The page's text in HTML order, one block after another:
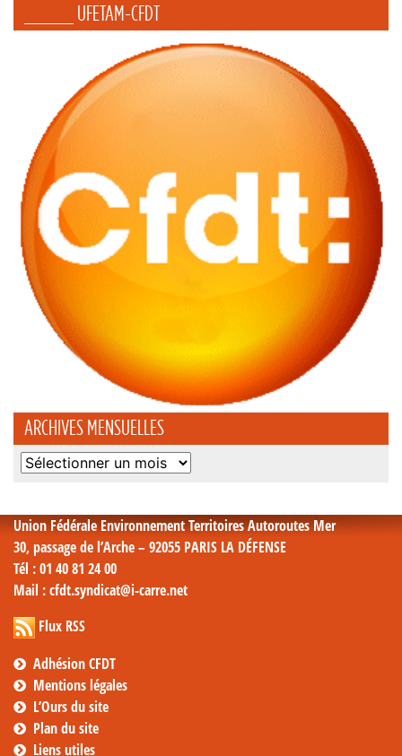
_____ UFETAM-CFDT
ARCHIVES MENSUELLES
Archives
Union Fédérale Environnement Territoires Autoroutes Mer
30, passage de l’Arche – 92055 PARIS LA DÉFENSE
Tél : 01 40 81 24 00
Mail : cfdt.syndicat@i-carre.net
Flux RSS
Adhésion CFDT
Mentions légales
L’Ours du site
Plan du site
Liens utiles